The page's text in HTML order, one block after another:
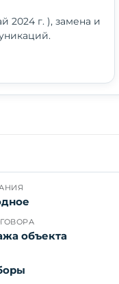
2024 г. ), замена и
объекта